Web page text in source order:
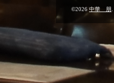
©2026 中華 朋